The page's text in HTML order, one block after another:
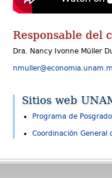
Responsable del
Dra. Nancy Ivonne Müller
Sitios web
Programa de
Coordinación General